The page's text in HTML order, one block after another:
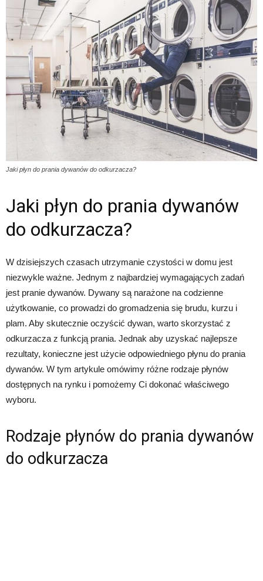
Jaki płyn do prania dywanów do odkurzacza?
Jaki płyn do prania dywanów
do odkurzacza?
W dzisiejszych czasach utrzymanie czystości w domu jest
niezwykle ważne. Jednym z najbardziej wymagających zadań
jest pranie dywanów. Dywany są narażone na codzienne
użytkowanie, co prowadzi do gromadzenia się brudu, kurzu i
plam. Aby skutecznie oczyścić dywan, warto skorzystać z
odkurzacza z funkcją prania. Jednak aby uzyskać najlepsze
rezultaty, konieczne jest użycie odpowiedniego płynu do prania
dywanów. W tym artykule omówimy różne rodzaje płynów
dostępnych na rynku i pomożemy Ci dokonać właściwego
wyboru.
Rodzaje płynów do prania dywanów
do odkurzacza